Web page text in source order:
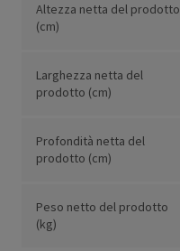
Altezza netta del prodotto
(cm)
Larghezza netta del
prodotto (cm)
Profondità netta del
prodotto (cm)
Peso netto del prodotto
(kg)